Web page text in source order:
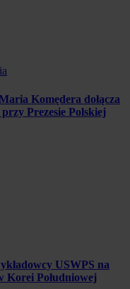
Komędera dołącza
Prezesie Polskiej
USWPS na
Korei Południowej